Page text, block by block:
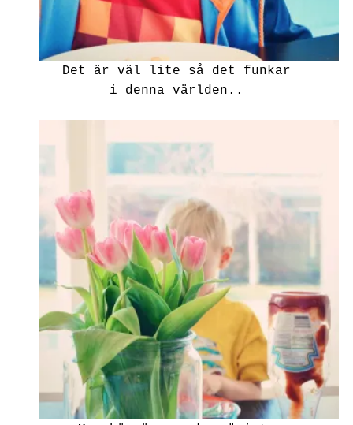
Det är väl lite så det funkar
i denna världen..